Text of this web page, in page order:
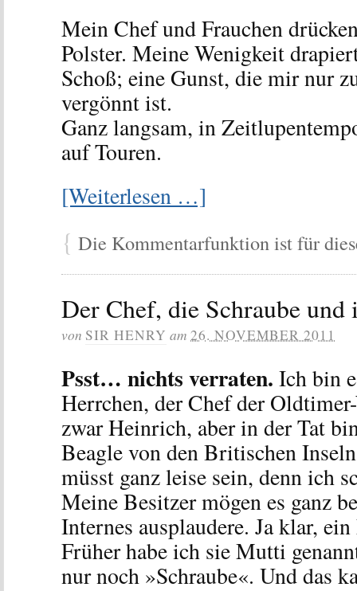
Mein Chef und Frauchen
Polster. Meine Wenigkeit
Schoß; eine Gunst, die mir nur
vergönnt ist.
Ganz langsam, in
auf Touren.
[Weiterlesen …]
{ Die Kommentarfunktion ist für
Der Chef, die Schraube und
von SIR HENRY am 26. NOVEMBER 2011
Psst… nichts verraten. Ich bin
Herrchen, der Chef der
zwar Heinrich, aber in der Tat
Beagle von den Britischen
müsst ganz leise sein, denn ich
Meine Besitzer mögen es ganz
Internes ausplaudere. Ja klar,
Früher habe ich sie Mutti
nur noch »Schraube«. Und das